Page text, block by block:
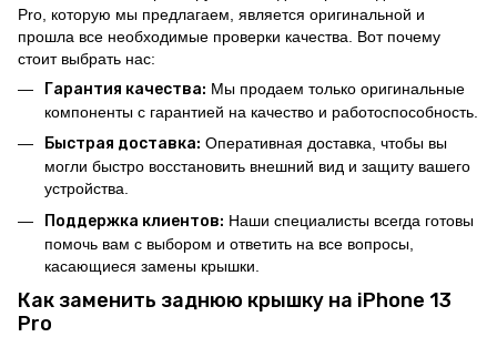
Pro, которую мы предлагаем, является оригинальной и
прошла все необходимые проверки качества. Вот почему
стоит выбрать нас:
Гарантия качества: Мы продаем только оригинальные
компоненты с гарантией на качество и работоспособность.
Быстрая доставка: Оперативная доставка, чтобы вы
могли быстро восстановить внешний вид и защиту вашего
устройства.
Поддержка клиентов: Наши специалисты всегда готовы
помочь вам с выбором и ответить на все вопросы,
касающиеся замены крышки.
Как заменить заднюю крышку на iPhone 13
Pro